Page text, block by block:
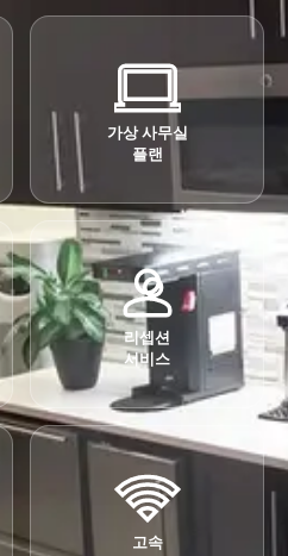
가상 사무실
플랜
리셉션
서비스
고속